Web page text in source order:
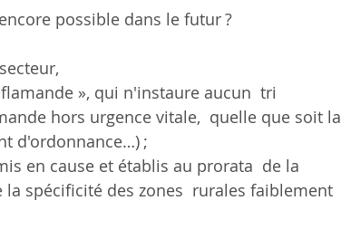
possible dans le futur ?
», qui n'instaure aucun  tri
hors urgence vitale,  quelle que soit la
d'ordonnance…) ;
en cause et établis au prorata  de la
spécificité des zones  rurales faiblement